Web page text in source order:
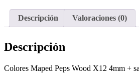
Descripción Valoraciones (0)
Descripción
Colores Maped Peps Wood X12 4mm +